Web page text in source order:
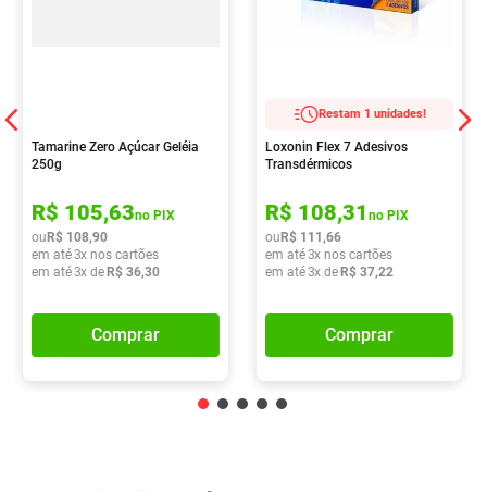
Tamarine Zero Açúcar Geléia
250g
R$ 105,63no PIX
ou R$ 108,90
em até3x nos cartões
em até3x de R$ 36,30
Comprar
Restam 1 unidades!
Loxonin Flex 7 Adesivos
Transdérmicos
R$ 108,31 no PIX
ou R$ 111 ,66
em até3x nos cartões
em até3x de R$ 37,22
Comprar